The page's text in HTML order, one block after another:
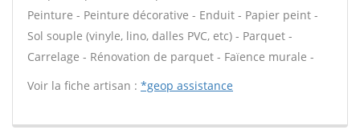
Peinture - Peinture décorative - Enduit - Papier peint -
Sol souple (vinyle, lino, dalles PVC, etc) - Parquet -
Carrelage - Rénovation de parquet - Faïence murale -
Voir la fiche artisan : *geop assistance